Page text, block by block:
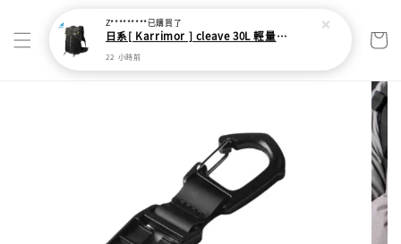
Z*********已購買了
日系[ Karrimor ] cleave 30L 輕量野跑健走包
22 小時前